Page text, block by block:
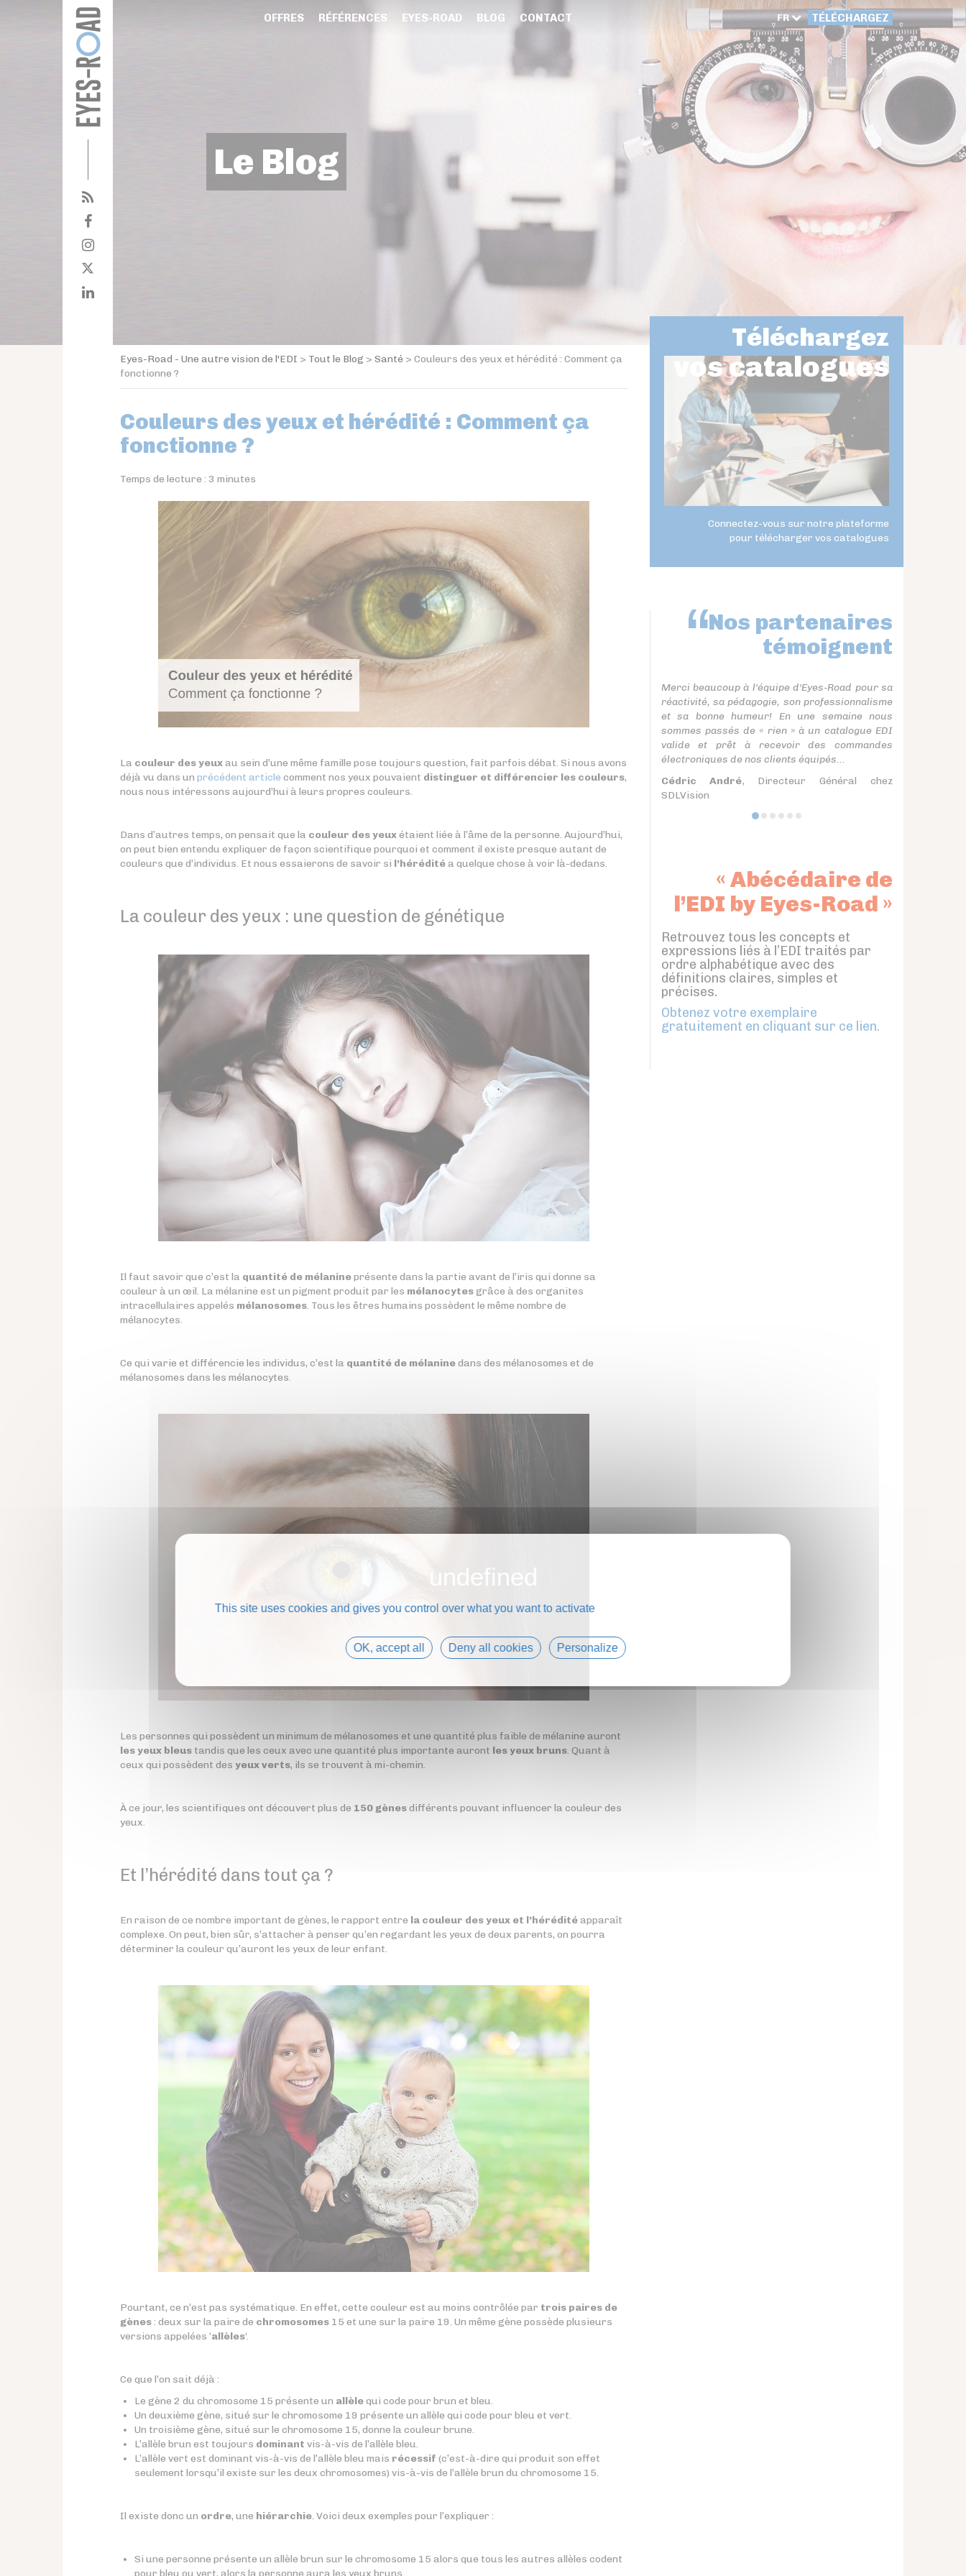
OFFRES RÉFÉRENCES EYES-ROAD BLOG CONTACT FR TÉLÉCHARGEZ
Le Blog
Eyes-Road - Une autre vision de l'EDI > Tout le Blog > Santé > Couleurs des yeux et hérédité : Comment ça
fonctionne ?
Couleurs des yeux et hérédité : Comment ça
fonctionne ?
Temps de lecture : 3 minutes
La couleur des yeuxau sein d’une même famille pose toujours question, fait parfois débat. Si nous avons
déjà vu dans un précédent article comment nos yeux pouvaient distinguer et différencier les couleurs,
nous nous intéressons aujourd’hui à leurs propres couleurs.
Dans d’autres temps, on pensait que la couleur des yeuxétaient liée à l’âme de la personne. Aujourd’hui,
on peut bien entendu expliquer de façon scientifique pourquoi et comment il existe presque autant de
couleurs que d’individus. Et nous essaierons de savoir si l’héréditéa quelque chose à voir là-dedans.
La couleur des yeux : une question de génétique
Il faut savoir que c’est la quantité de mélanineprésente dans la partie avant de l’iris qui donne sa
couleur à un œil. La mélanine est un pigment produit par les mélanocytes grâce à des organites
intracellulaires appelés mélanosomes. Tous les êtres humains possèdent le même nombre de
mélanocytes.
Ce qui varie et différencie les individus, c’est la quantité de mélaninedans des mélanosomes et de
mélanosomes dans les mélanocytes.
Les personnes qui possèdent un minimum de mélanosomes et une quantité plus faible de mélanine auront
les yeux bleus tandis que les ceux avec une quantité plus importante auront les yeux bruns. Quant à
ceux qui possèdent des yeux verts, ils se trouvent à mi-chemin.
À ce jour, les scientifiques ont découvert plus de 150 gènesdifférents pouvant influencer la couleur des
yeux.
Et l’hérédité dans tout ça ?
En raison de ce nombre important de gènes, le rapport entre la couleur des yeux et l’héréditéapparaît
complexe. On peut, bien sûr, s’attacher à penser qu’en regardant les yeux de deux parents, on pourra
déterminer la couleur qu’auront les yeux de leur enfant.
Pourtant, ce n’est pas systématique. En effet, cette couleur est au moins contrôlée par trois paires de
gènes: deux sur la paire de chromosomes 15 et une sur la paire 19. Un même gène possède plusieurs
versions appelées ‘allèles‘.
Ce que l’on sait déjà :
Le gène 2 du chromosome 15 présente un allèlequi code pour brun et bleu.
Un deuxième gène, situé sur le chromosome 19 présente un allèle qui code pour bleu et vert.
Un troisième gène, situé sur le chromosome 15, donne la couleur brune.
L’allèle brun est toujours dominant vis-à-vis de l’allèle bleu.
L’allèle vert est dominant vis-à-vis de l’allèle bleu mais récessif (c’est-à-dire qui produit son effet
seulement lorsqu’il existe sur les deux chromosomes) vis-à-vis de l’allèle brun du chromosome 15.
Il existe donc un ordre, une hiérarchie. Voici deux exemples pour l’expliquer :
Si une personne présente un allèle brun sur le chromosome 15 alors que tous les autres allèles codent
pour bleu ou vert, alors la personne aura les yeux bruns.
Téléchargez
vos catalogues
Connectez-vous sur notre plateforme
pour télécharger vos catalogues
Nos partenaires
témoignent
Merci beaucoup à l'équipe d'Eyes-Road pour sa
réactivité, sa pédagogie, son professionnalisme
et sa bonne humeur! En une semaine nous
sommes passés de « rien » à un catalogue EDI
valide et prêt à recevoir des commandes
électroniques de nos clients équipés...
Cédric André, Directeur Général chez
SDLVision
« Abécédaire de
l’EDI by Eyes-Road »
Retrouvez tous les concepts et
expressions liés à l’EDI traités par
ordre alphabétique avec des
définitions claires, simples et
précises.
Obtenez votre exemplaire
gratuitement en cliquant sur ce lien.
This site uses cookies and gives you control over what you want to activate
OK, accept all Deny all cookies Personalize